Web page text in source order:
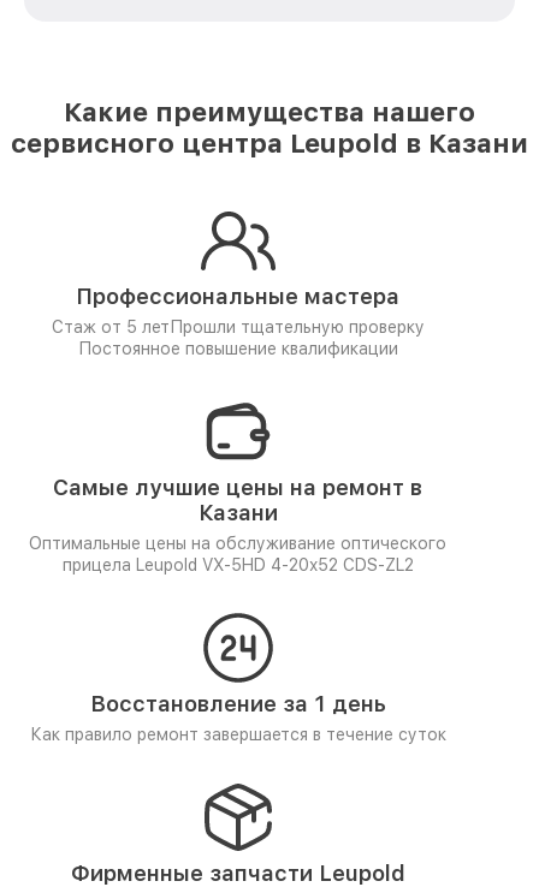
Какие преимущества нашего
сервисного центра Leupold в Казани
Профессиональные мастера
Стаж от 5 лет Прошли тщательную проверку
Постоянное повышение квалификации
Самые лучшие цены на ремонт в
Казани
Оптимальные цены на обслуживание оптического
прицела Leupold VX-5HD 4-20x52 CDS-ZL2
Восстановление за 1 день
Как правило ремонт завершается в течение суток
Фирменные запчасти Leupold